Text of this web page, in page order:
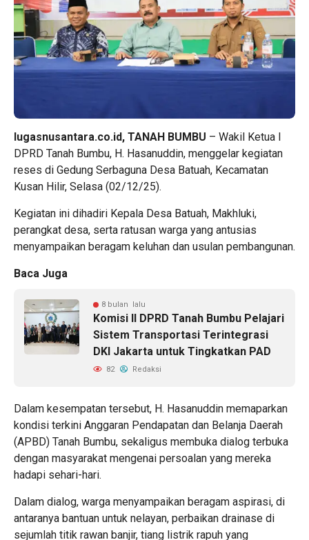
lugasnusantara.co.id, TANAH BUMBU – Wakil Ketua I
DPRD Tanah Bumbu, H. Hasanuddin, menggelar kegiatan
reses di Gedung Serbaguna Desa Batuah, Kecamatan
Kusan Hilir, Selasa (02/12/25).
Kegiatan ini dihadiri Kepala Desa Batuah, Makhluki,
perangkat desa, serta ratusan warga yang antusias
menyampaikan beragam keluhan dan usulan pembangunan.
Baca Juga
8 bulan lalu
Komisi II DPRD Tanah Bumbu Pelajari
Sistem Transportasi Terintegrasi
DKI Jakarta untuk Tingkatkan PAD
82 Redaksi
Dalam kesempatan tersebut, H. Hasanuddin memaparkan
kondisi terkini Anggaran Pendapatan dan Belanja Daerah
(APBD) Tanah Bumbu, sekaligus membuka dialog terbuka
dengan masyarakat mengenai persoalan yang mereka
hadapi sehari-hari.
Dalam dialog, warga menyampaikan beragam aspirasi, di
antaranya bantuan untuk nelayan, perbaikan drainase di
sejumlah titik rawan banjir, tiang listrik rapuh yang